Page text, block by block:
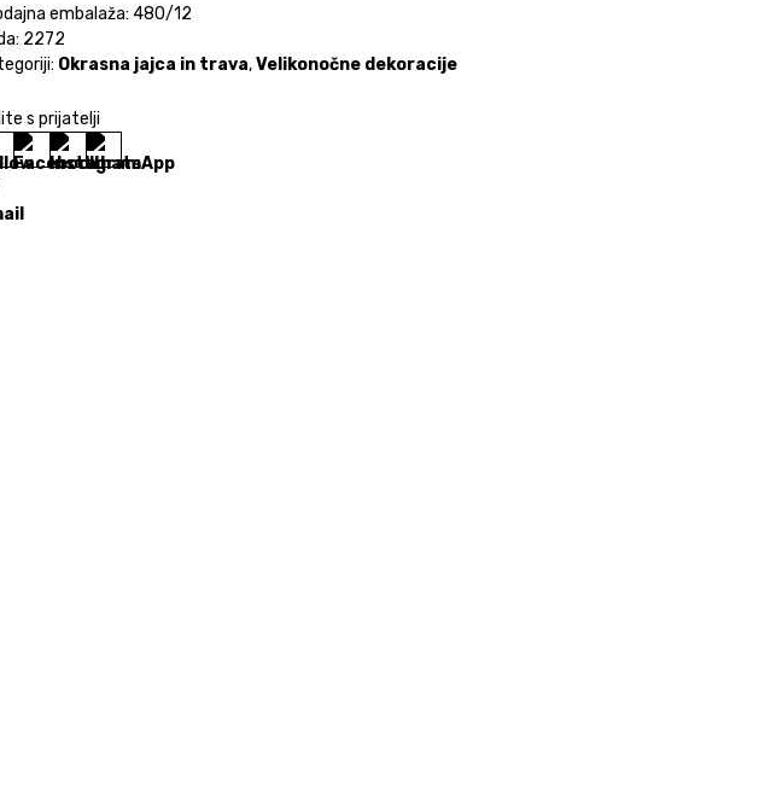
embalaža: 480/12
2272
Okrasna jajca in trava,Velikonočne dekoracije
s prijatelji